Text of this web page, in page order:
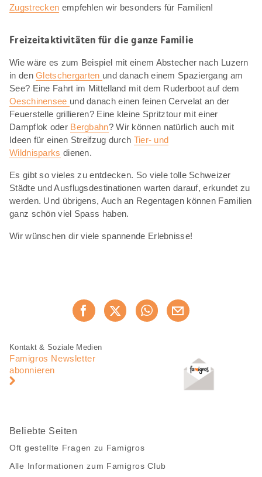
Zugstrecken empfehlen wir besonders für Familien!
Freizeitaktivitäten für die ganze Familie
Wie wäre es zum Beispiel mit einem Abstecher nach Luzern
in denGletschergarten und danach einem Spaziergang am
See? Eine Fahrt im Mittelland mit dem Ruderboot auf dem
Oeschinensee und danach einen feinen Cervelat an der
Feuerstelle grillieren? Eine kleine Spritztour mit einer
Dampflok oder Bergbahn? Wir können natürlich auch mit
Ideen für einen Streifzug durch Tier- und
Wildnisparks dienen.
Es gibt so vieles zu entdecken. So viele tolle Schweizer
Städte und Ausflugsdestinationen warten darauf, erkundet zu
werden. Und übrigens, Auch an Regentagen können Familien
ganz schön viel Spass haben.
Wir wünschen dir viele spannende Erlebnisse!
Jetzt weiterempfehlen
Fusszeile
Fusszeile
Navigation
Kontakt & Soziale Medien
Famigros Newsletter
abonnieren
Beliebte Seiten
Oft gestellte Fragen zu Famigros
Alle Informationen zum Famigros Club